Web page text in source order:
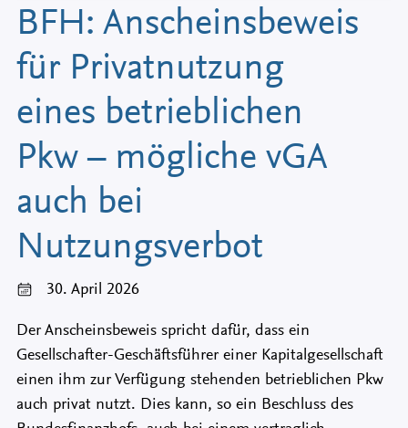
BFH: Anscheinsbeweis
für Privatnutzung
eines betrieblichen
Pkw – mögliche vGA
auch bei
Nutzungsverbot
30. April 2026
Der Anscheinsbeweis spricht dafür, dass ein
Gesellschafter-Geschäftsführer einer Kapitalgesellschaft
einen ihm zur Verfügung stehenden betrieblichen Pkw
auch privat nutzt. Dies kann, so ein Beschluss des